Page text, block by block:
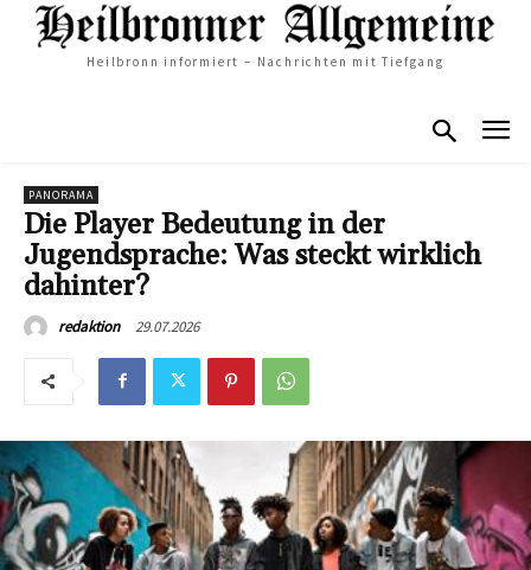
Heilbronn informiert – Nachrichten mit Tiefgang
PANORAMA
Die Player Bedeutung in der
Jugendsprache: Was steckt wirklich
dahinter?
redaktion 29.07.2026